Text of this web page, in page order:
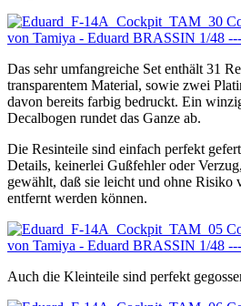
Das sehr umfangreiche Set enthält 31
transparentem Material, sowie zwei
davon bereits farbig bedruckt. Ein
Decalbogen rundet das Ganze ab.
Die Resinteile sind einfach perfekt
Details, keinerlei Gußfehler oder
gewählt, daß sie leicht und ohne Risiko
entfernt werden können.
Auch die Kleinteile sind perfekt